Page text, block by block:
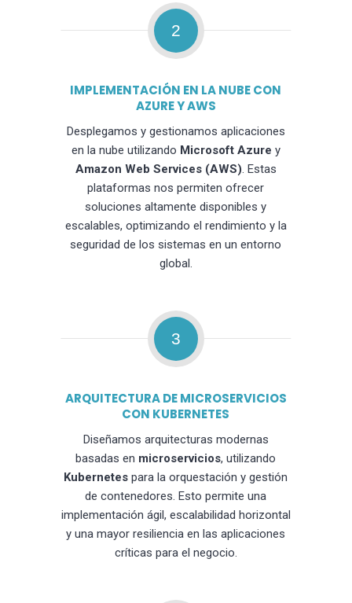
2
IMPLEMENTACIÓN EN LA NUBE CON
AZURE Y AWS
Desplegamos y gestionamos aplicaciones
en la nube utilizando Microsoft Azure y
Amazon Web Services (AWS). Estas
plataformas nos permiten ofrecer
soluciones altamente disponibles y
escalables, optimizando el rendimiento y la
seguridad de los sistemas en un entorno
global.
3
ARQUITECTURA DE MICROSERVICIOS
CON KUBERNETES
Diseñamos arquitecturas modernas
basadas en microservicios, utilizando
Kubernetes para la orquestación y gestión
de contenedores. Esto permite una
implementación ágil, escalabilidad horizontal
y una mayor resiliencia en las aplicaciones
críticas para el negocio.